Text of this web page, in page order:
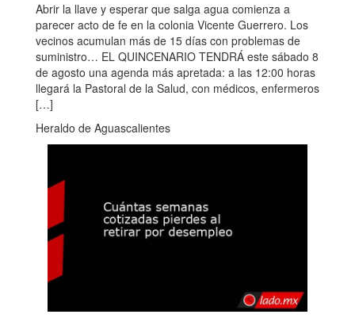
Abrir la llave y esperar que salga agua comienza a
parecer acto de fe en la colonia Vicente Guerrero. Los
vecinos acumulan más de 15 días con problemas de
suministro… EL QUINCENARIO TENDRÁ este sábado 8
de agosto una agenda más apretada: a las 12:00 horas
llegará la Pastoral de la Salud, con médicos, enfermeros
[…]
Heraldo de Aguascalientes